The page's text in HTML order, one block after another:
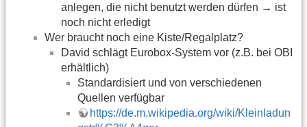
anlegen, die nicht benutzt werden dürfen → ist
noch nicht erledigt
Wer braucht noch eine Kiste/Regalplatz?
David schlägt Eurobox-System vor (z.B. bei OBI
erhältlich)
Standardisiert und von verschiedenen
Quellen verfügbar
https://de.m.wikipedia.org/wiki/Kleinladun